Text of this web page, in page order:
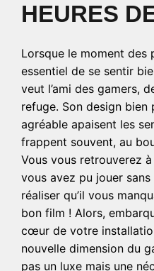
HEURES
Lorsque le moment des
essentiel de se sentir
veut l’ami des gamers,
refuge. Son design bien
agréable apaisent les
frappent souvent, au
Vous vous retrouverez
vous avez pu jouer sans
réaliser qu’il vous
bon film ! Alors,
cœur de votre
nouvelle dimension du
pas un luxe mais une